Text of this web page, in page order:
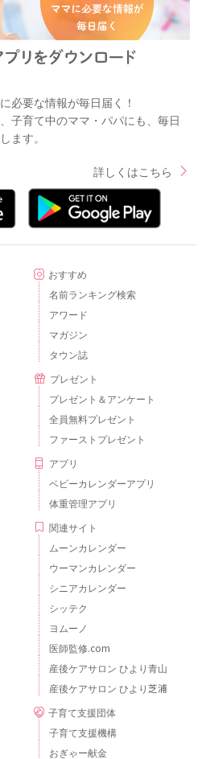
必要な情報が毎日届く！
子育て中のママ・パパにも、毎日
ます。
詳しくはこちら
おすすめ
名前ランキング検索
アワード
マガジン
タウン誌
プレゼント
プレゼント＆アンケート
全員無料プレゼント
ファーストプレゼント
アプリ
ベビーカレンダーアプリ
体重管理アプリ
関連サイト
ムーンカレンダー
ウーマンカレンダー
シニアカレンダー
シッテク
ヨムーノ
医師監修.com
産後ケアサロン ひより青山
産後ケアサロン ひより芝浦
子育て支援団体
子育て支援機構
おぎゃー献金